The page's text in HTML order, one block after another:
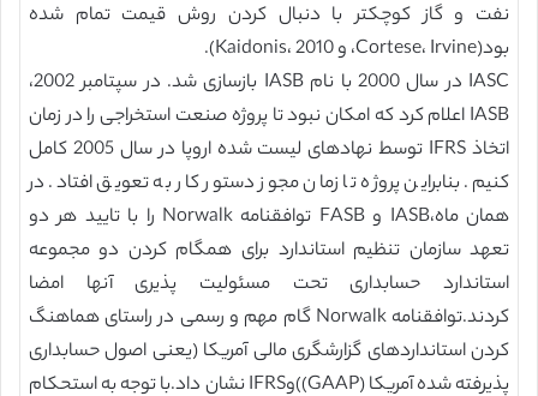
نفت و گاز کوچکتر با دنبال کردن روش قیمت تمام شده
بود(Cortese، Irvine، و Kaidonis، 2010).
IASC در سال 2000 با نام IASB بازسازی شد. در سپتامبر 2002،
IASB اعلام کرد که امکان نبود تا پروژه صنعت استخراجی را در زمان
اتخاذ IFRS توسط نهادهای لیست شده اروپا در سال 2005 کامل
کنیم. بنابراین پروژه تا زمان مجوز دستور کار به تعویق افتاد. در
همان ماه،IASB و FASB توافقنامه Norwalk را با تایید هر دو
تعهد سازمان تنظیم استاندارد برای همگام کردن دو مجموعه
استاندارد حسابداری تحت مسئولیت پذیری آنها امضا
کردند.توافقنامه Norwalk گام مهم و رسمی در راستای هماهنگ
کردن استانداردهای گزارشگری مالی آمریکا (یعنی اصول حسابداری
پذیرفته شده آمریکا (GAAP))وIFRS نشان داد.با توجه به استحکام